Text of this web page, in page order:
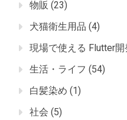
物販 (23)
犬猫衛生用品 (4)
現場で使える Flutter開
生活・ライフ (54)
白髪染め (1)
社会 (5)